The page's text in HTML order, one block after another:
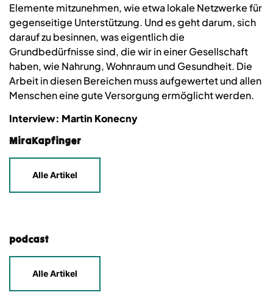
Elemente mitzunehmen, wie etwa lokale Netzwerke für
gegenseitige Unterstützung. Und es geht darum, sich
darauf zu besinnen, was eigentlich die
Grundbedürfnisse sind, die wir in einer Gesellschaft
haben, wie Nahrung, Wohnraum und Gesundheit. Die
Arbeit in diesen Bereichen muss aufgewertet und allen
Menschen eine gute Versorgung ermöglicht werden.
Interview: Martin Konecny
MiraKapfinger
Alle Artikel
podcast
Alle Artikel